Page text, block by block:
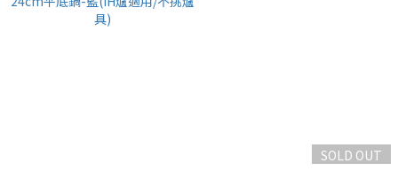
SOLD OUT